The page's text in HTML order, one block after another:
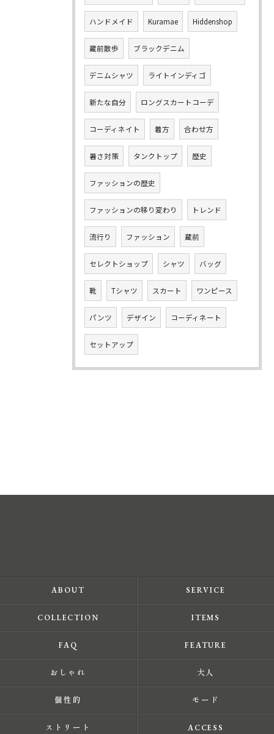
ハンドメイド Kuramae Hiddenshop
蔵前散歩 ブラックデニム
デニムシャツ ライトインディゴ
新たな自分 ロングスカートコーデ
コーディネイト 着方 合わせ方
暑さ対策 タンクトップ 歴史
ファッションの歴史
ファッションの移り変わり トレンド
流行り ファッション 蔵前
セレクトショップ シャツ バッグ
靴 Tシャツ スカート ワンピース
パンツ デザイン コーディネート
セットアップ
ABOUT SERVICE
COLLECTION ITEMS
FAQ FEATURE
おしゃれ 大人
個性的 モード
ストリート ACCESS